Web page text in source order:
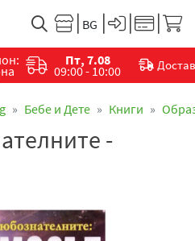
Пт, 7.08
09:00 - 10:00
Бебе и Дете Книги
-